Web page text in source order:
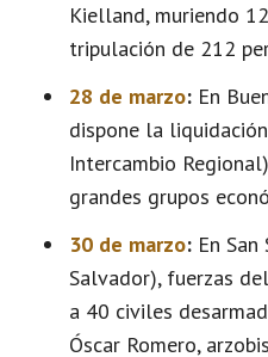
Kielland, muriendo
tripulación de 212
28 de marzo: En
dispone la
Intercambio
grandes grupos
30 de marzo: En
Salvador), fuerzas
a 40 civiles
Óscar Romero,